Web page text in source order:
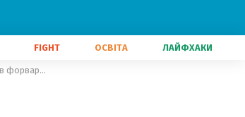
FIGHT ОСВІТА ЛАЙФХАКИ
Романо дав інсайд щодо трансферу Полісся: кого підпише житомирський клуб – відео голів форварда